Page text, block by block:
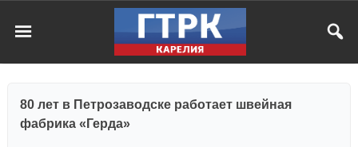
80 лет в Петрозаводске работает швейная
фабрика «Герда»